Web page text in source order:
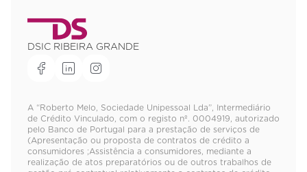
DSIC RIBEIRA GRANDE
A “Roberto Melo, Sociedade Unipessoal Lda”, Intermediário
de Crédito Vinculado, com o registo nº. 0004919, autorizado
pelo Banco de Portugal para a prestação de serviços de
(Apresentação ou proposta de contratos de crédito a
consumidores ;Assistência a consumidores, mediante a
realização de atos preparatórios ou de outros trabalhos de